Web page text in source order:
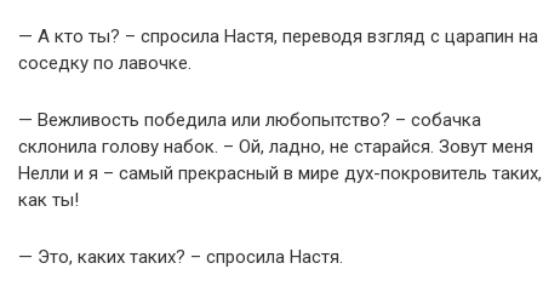
— А кто ты? – спросила Настя, переводя взгляд с царапин на
соседку по лавочке.
— Вежливость победила или любопытство? – собачка
склонила голову набок. – Ой, ладно, не старайся. Зовут меня
Нелли и я – самый прекрасный в мире дух-покровитель таких,
как ты!
— Это, каких таких? – спросила Настя.